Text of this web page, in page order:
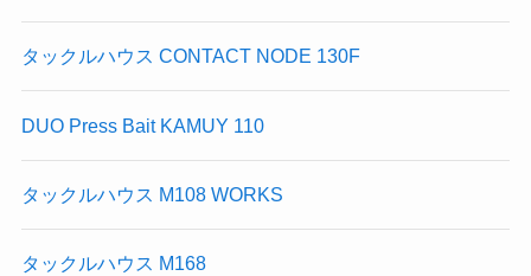
タックルハウス CONTACT NODE 130F
DUO Press Bait KAMUY 110
タックルハウス M108 WORKS
タックルハウス M168